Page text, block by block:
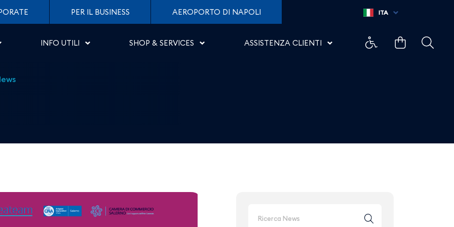
del vino “In Vino Civitas”, scopri come -
PER IL BUSINESS AEROPORTO DI NAPOLI
INFO UTILI SHOP & SERVICES ASSISTENZA CLIENTI
ITA